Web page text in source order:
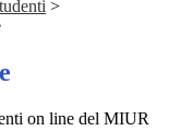
>
on line del MIUR